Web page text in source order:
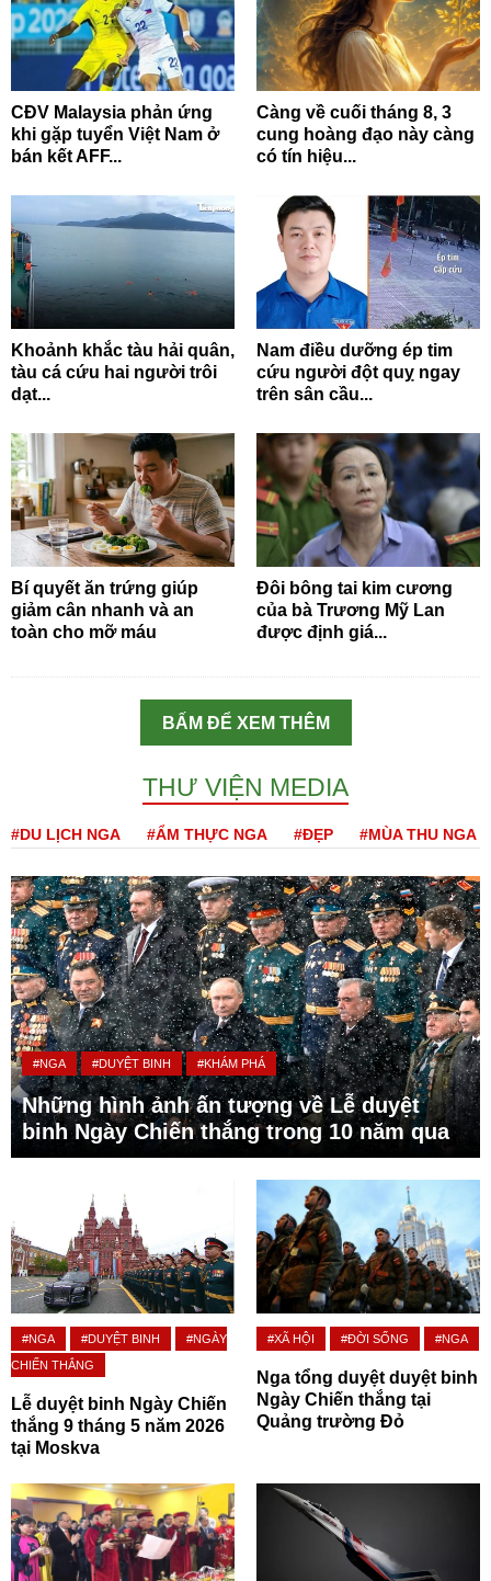
CĐV Malaysia phản ứng
khi gặp tuyển Việt Nam ở
bán kết AFF...
Càng về cuối tháng 8, 3
cung hoàng đạo này càng
có tín hiệu...
Khoảnh khắc tàu hải quân,
tàu cá cứu hai người trôi
dạt...
Nam điều dưỡng ép tim
cứu người đột quỵ ngay
trên sân cầu...
Bí quyết ăn trứng giúp
giảm cân nhanh và an
toàn cho mỡ máu
Đôi bông tai kim cương
của bà Trương Mỹ Lan
được định giá...
BẤM ĐỂ XEM THÊM
THƯ VIỆN MEDIA
#DU LỊCH NGA #ẨM THỰC NGA #ĐẸP #MÙA THU NGA
#NGA #DUYỆT BINH #KHÁM PHÁ
Những hình ảnh ấn tượng về Lễ duyệt
binh Ngày Chiến thắng trong 10 năm qua
#NGA #DUYỆT BINH
#NGÀY
CHIẾN THẮNG
Lễ duyệt binh Ngày Chiến
thắng 9 tháng 5 năm 2026
tại Moskva
#XÃ HỘI #ĐỜI SỐNG #NGA
Nga tổng duyệt duyệt binh
Ngày Chiến thắng tại
Quảng trường Đỏ